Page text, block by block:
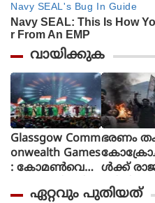
വായിക്കുക
Glassgow Comm
onwealth Games
: കോമൺവെൽ
ഗ്ലാസ്ഗോയിൽ
ഭരണം
ള്‍ക്ക്
ഴിയും:
ഏറ്റവും പുതിയത്